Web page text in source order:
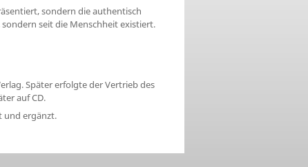
sondern die authentisch
seit die Menschheit existiert.
Später erfolgte der Vertrieb des
auf CD.
und ergänzt.